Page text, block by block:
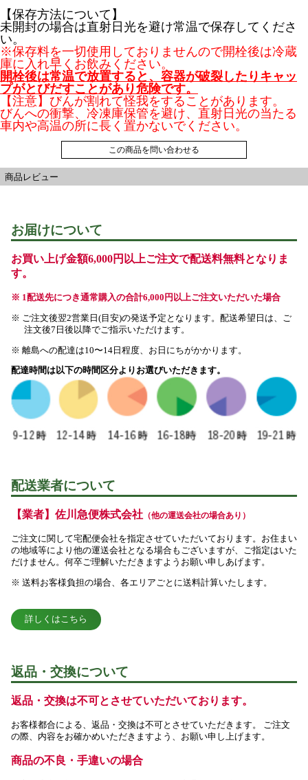
【保存方法について】
未開封の場合は直射日光を避け常温で保存してくださ
い。
※保存料を一切使用しておりませんので開栓後は冷蔵
庫に入れ早くお飲みください。
開栓後は常温で放置すると、容器が破裂したりキャッ
プがとびだすことがあり危険です。
【注意】びんが割れて怪我をすることがあります。
びんへの衝撃、冷凍庫保管を避け、直射日光の当たる
車内や高温の所に長く置かないでください。
この商品を問い合わせる
商品レビュー